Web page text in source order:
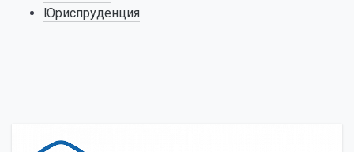
ЮРИСПРУДЕНЦИЯ
Юриспруденция